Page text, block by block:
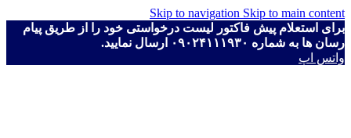
Skip to navigation Skip to main content
برای استعلام پیش فاکتور لیست درخواستی خود را از طریق پیام
رسان ها به شماره ۰۹۰۲۴۱۱۱۹۳۰ ارسال نمایید.
واتس اپ